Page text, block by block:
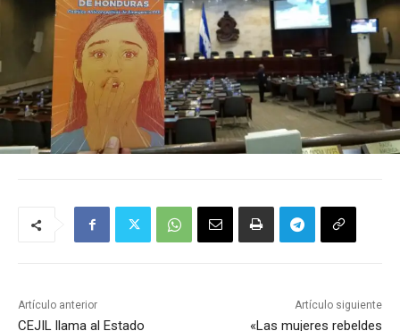
Artículo anterior
CEJIL llama al Estado
Artículo siguiente
«Las mujeres rebeldes